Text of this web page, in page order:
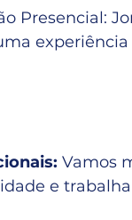
Presencial:
Vamos
e